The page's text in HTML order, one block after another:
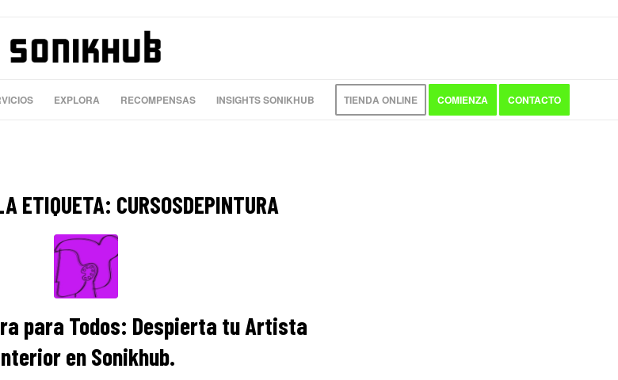
EXPLORA RECOMPENSAS INSIGHTS SONIKHUB TIENDA ONLINE COMIENZA CONTACTO
ETIQUETA: CURSOSDEPINTURA
para Todos: Despierta tu Artista
en Sonikhub.